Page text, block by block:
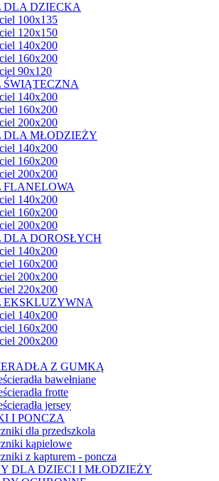
DLA DZIECKA
100x135
120x150
140x200
160x200
90x120
ŚWIĄTECZNA
140x200
160x200
200x200
DLA MŁODZIEŻY
140x200
160x200
200x200
FLANELOWA
140x200
160x200
200x200
DLA DOROSŁYCH
140x200
160x200
200x200
220x200
EKSKLUZYWNA
140x200
160x200
200x200
Z GUMKĄ
bawełniane
frotte
jersey
I PONCZA
dla przedszkola
kąpielowe
z kapturem - poncza
DLA DZIECI I MŁODZIEŻY